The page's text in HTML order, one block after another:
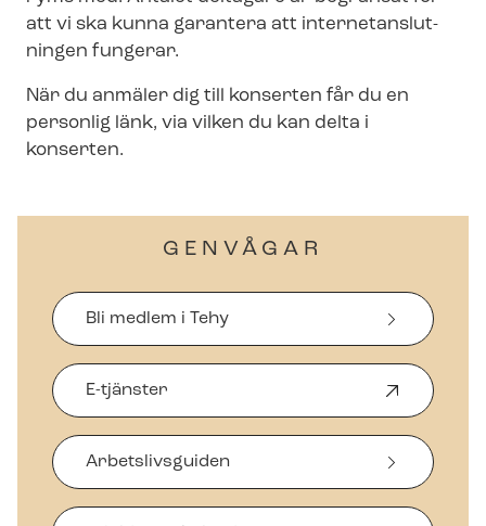
att vi ska kunna garantera att in­ter­ne­tan­slut­
ning­en fungerar.
När du anmäler dig till konserten får du en
personlig länk, via vilken du kan delta i
konserten.
GENVÅGAR
Bli medlem i Tehy
E-tjänster
p
n
a
s
Arbetslivsguiden